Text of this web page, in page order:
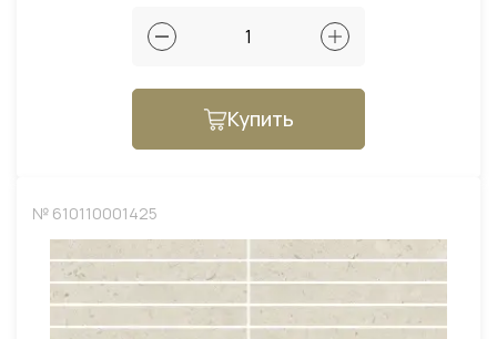
Купить
№ 610110001425